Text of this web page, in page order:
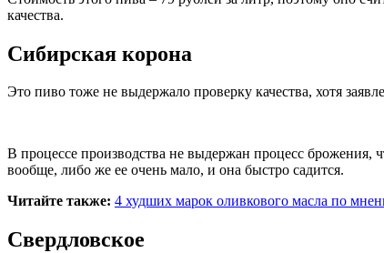
качества.
Сибирская корона
Это пиво тоже не выдержало проверку качества, хотя
В процессе производства не выдержан процесс брожения,
вообще, либо же ее очень мало, и она быстро садится.
Читайте также: 4 худших марок оливкового масла по
Свердловское